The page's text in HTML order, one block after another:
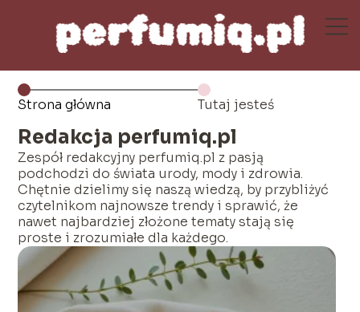
Strona główna Tutaj jesteś
Redakcja perfumiq.pl
Zespół redakcyjny perfumiq.pl z pasją
podchodzi do świata urody, mody i zdrowia.
Chętnie dzielimy się naszą wiedzą, by przybliżyć
czytelnikom najnowsze trendy i sprawić, że
nawet najbardziej złożone tematy stają się
proste i zrozumiałe dla każdego.